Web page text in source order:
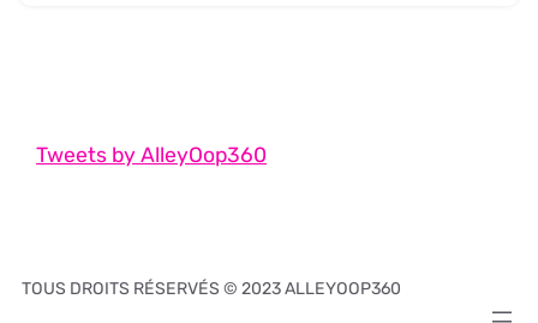
Tweets by AlleyOop360
TOUS DROITS RÉSERVÉS © 2023 ALLEYOOP360